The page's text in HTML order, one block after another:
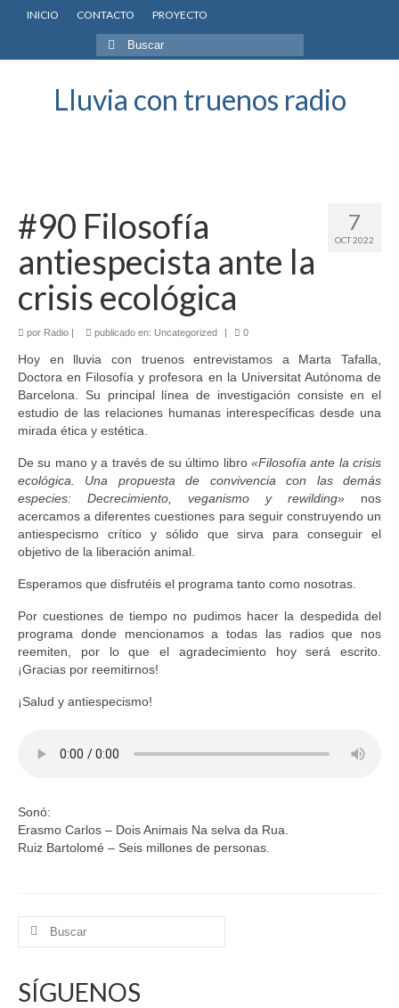
INICIO CONTACTO PROYECTO
Buscar
por:
Lluvia con truenos radio
7
OCT 2022
#90 Filosofía
antiespecista ante la
crisis ecológica
por Radio | publicado en: Uncategorized | 0
Hoy en lluvia con truenos entrevistamos a Marta Tafalla,
Doctora en Filosofía y profesora en la Universitat Autónoma de
Barcelona. Su principal línea de investigación consiste en el
estudio de las relaciones humanas interespecíficas desde una
mirada ética y estética.
De su mano y a través de su último libro«Filosofía ante la crisis
ecológica. Una propuesta de convivencia con las demás
especies: Decrecimiento, veganismo y rewilding» nos
acercamos a diferentes cuestiones para seguir construyendo un
antiespecismo crítico y sólido que sirva para conseguir el
objetivo de la liberación animal.
Esperamos que disfrutéis el programa tanto como nosotras.
Por cuestiones de tiempo no pudimos hacer la despedida del
programa donde mencionamos a todas las radios que nos
reemiten, por lo que el agradecimiento hoy será escrito.
¡Gracias por reemitirnos!
¡Salud y antiespecismo!
Sonó:
Erasmo Carlos – Dois Animais Na selva da Rua.
Ruiz Bartolomé – Seis millones de personas.
Buscar
SÍGUENOS